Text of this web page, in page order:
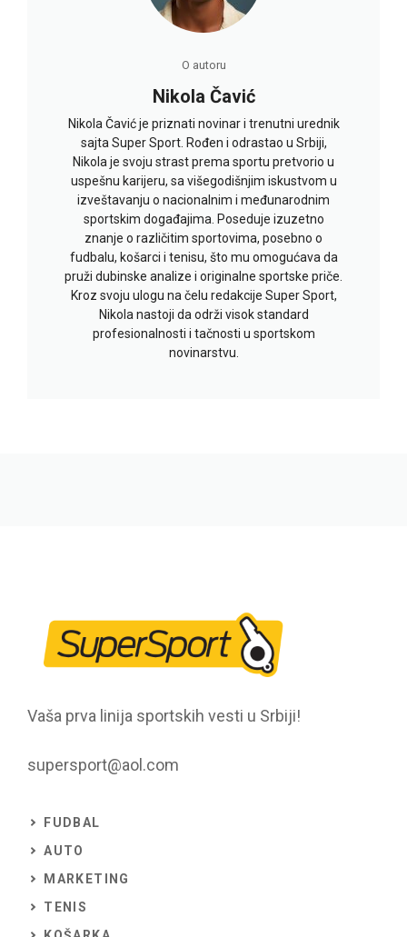
O autoru
Nikola Čavić
Nikola Čavić je priznati novinar i trenutni urednik
sajta Super Sport. Rođen i odrastao u Srbiji,
Nikola je svoju strast prema sportu pretvorio u
uspešnu karijeru, sa višegodišnjim iskustvom u
izveštavanju o nacionalnim i međunarodnim
sportskim događajima. Poseduje izuzetno
znanje o različitim sportovima, posebno o
fudbalu, košarci i tenisu, što mu omogućava da
pruži dubinske analize i originalne sportske priče.
Kroz svoju ulogu na čelu redakcije Super Sport,
Nikola nastoji da održi visok standard
profesionalnosti i tačnosti u sportskom
novinarstvu.
Vaša prva linija sportskih vesti u Srbiji!
supersport@aol.com
FUDBAL
AUTO
MARKETING
TENIS